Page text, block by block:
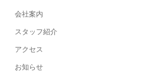
会社案内
スタッフ紹介
アクセス
お知らせ